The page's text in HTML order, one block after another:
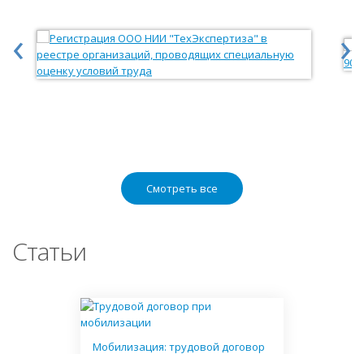
‹ ›
Смотреть все
Статьи
Мобилизация: трудовой договор